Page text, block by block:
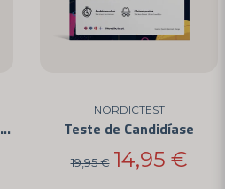
Teste CRP (Proteína C-Reativa) - Teste de Sedimentação Rápida do Sangue - Para Uso em Casa
NORDICTEST
Teste de Candidíase
19,95 € 14,95 €